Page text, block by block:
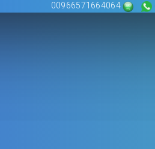
00966571664064